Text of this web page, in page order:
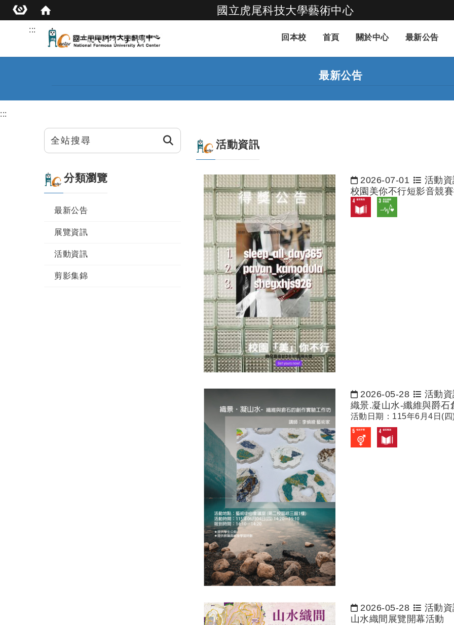
國立虎尾科技大學藝術中心
跳到主要內容
:::
回本校
首頁 關於中心 最新公告
最新公告
:::
分類瀏覽
最新公告
展覽資訊
活動資訊
剪影集錦
活動資訊
日期：
2026-07-01
活動
校園美你不行短影音競
日期：
2026-05-28
活動
織景.凝山水-纖維與爵石
活動日期：115年6月4日(四
日期：
2026-05-28
活動
山水織間展覽開幕活動